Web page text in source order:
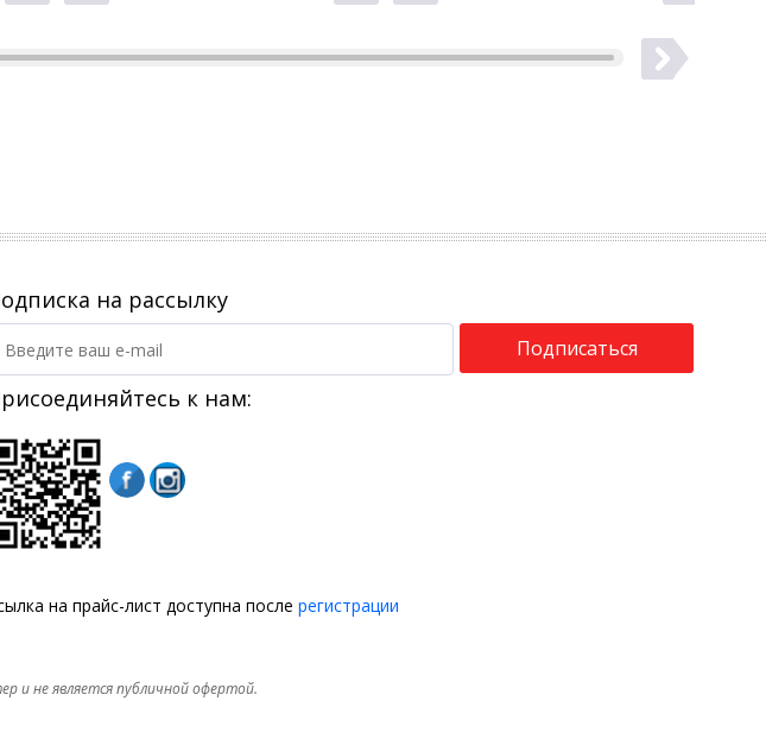
на рассылку
Подписаться
к нам:
на прайс-лист доступна после регистрации
и не является публичной офертой.